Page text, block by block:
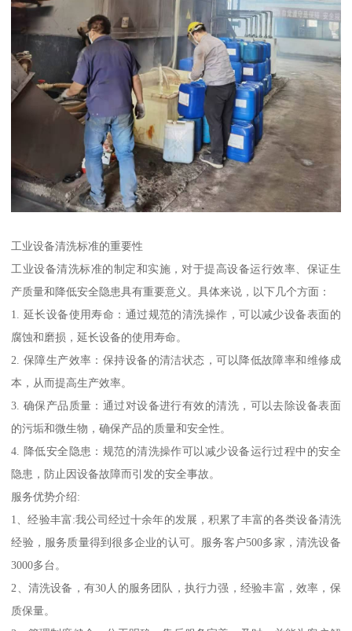
工业设备清洗标准的重要性
工业设备清洗标准的制定和实施，对于提高设备运行效率、保证生
产质量和降低安全隐患具有重要意义。具体来说，以下几个方面：
1. 延长设备使用寿命：通过规范的清洗操作，可以减少设备表面的
腐蚀和磨损，延长设备的使用寿命。
2. 保障生产效率：保持设备的清洁状态，可以降低故障率和维修成
本，从而提高生产效率。
3. 确保产品质量：通过对设备进行有效的清洗，可以去除设备表面
的污垢和微生物，确保产品的质量和安全性。
4. 降低安全隐患：规范的清洗操作可以减少设备运行过程中的安全
隐患，防止因设备故障而引发的安全事故。
服务优势介绍:
1、经验丰富:我公司经过十余年的发展，积累了丰富的各类设备清洗
经验，服务质量得到很多企业的认可。服务客户500多家，清洗设备
3000多台。
2、清洗设备，有30人的服务团队，执行力强，经验丰富，效率，保
质保量。